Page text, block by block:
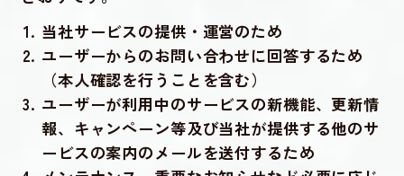
当社サービスの提供・運営のため
ユーザーからのお問い合わせに回答するため
（本人確認を行うことを含む）
ユーザーが利用中のサービスの新機能、更新情
報、キャンペーン等及び当社が提供する他のサ
ービスの案内のメールを送付するため